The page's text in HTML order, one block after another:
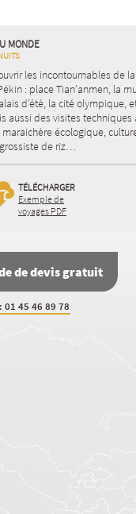
MONDE
les incontournables de
: place Tian’anmen, la
d’été, la cité olympique,
aussi des visites
écologique,
de riz…
TÉLÉCHARGER
Exemple de
voyages PDF
de devis gratuit
01 45 46 89 78